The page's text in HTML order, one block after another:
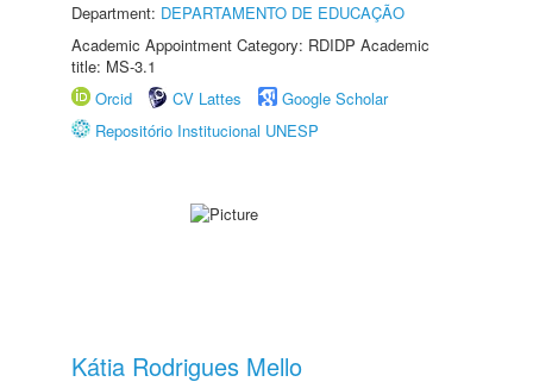
Department: DEPARTAMENTO DE EDUCAÇÃO
Academic Appointment Category: RDIDP Academic
title: MS-3.1
Orcid
CV Lattes
Google Scholar
Repositório Institucional UNESP
Kátia Rodrigues Mello